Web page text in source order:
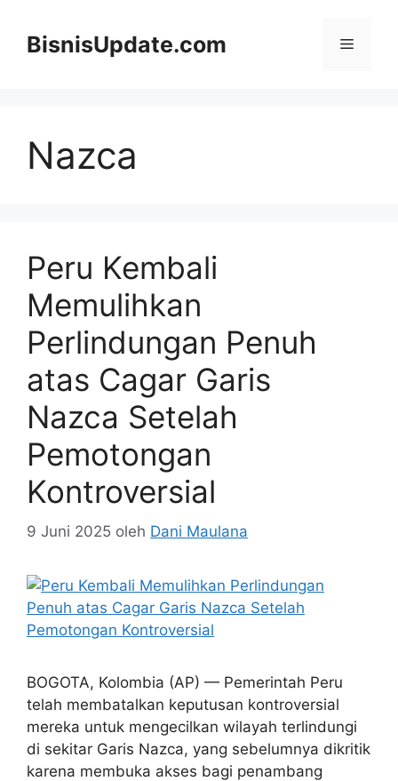
BisnisUpdate.com Menu
Nazca
Peru Kembali
Memulihkan
Perlindungan Penuh
atas Cagar Garis
Nazca Setelah
Pemotongan
Kontroversial
9 Juni 2025 oleh Dani Maulana
BOGOTA, Kolombia (AP) — Pemerintah Peru
telah membatalkan keputusan kontroversial
mereka untuk mengecilkan wilayah terlindungi
di sekitar Garis Nazca, yang sebelumnya dikritik
karena membuka akses bagi penambang